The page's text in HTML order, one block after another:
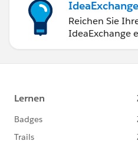
IdeaExchange
Reichen Sie
IdeaExchange